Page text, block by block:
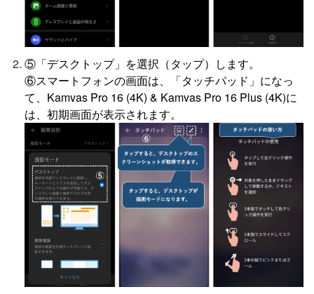
⑤「デスクトップ」を選択（タップ）します。
⑥スマートフォンの画面は、「タッチパッド」になっ
て、Kamvas Pro 16 (4K) & Kamvas Pro 16 Plus (4K)に
は、初期画面が表示されます。